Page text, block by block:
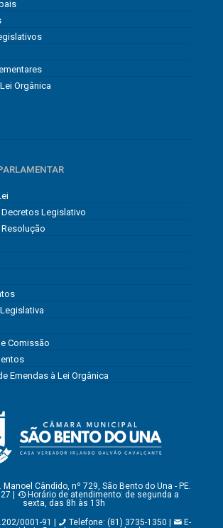
Orgânica
Legislativo
Comissão
Emendas à Lei Orgânica
Manoel Cândido, nº 729, São Bento do Una - PE.
|
Horário de atendimento: de segunda a
sexta, das 8h às 13h
0001-91 |
Telefone: (81) 3735-1350 |
E-